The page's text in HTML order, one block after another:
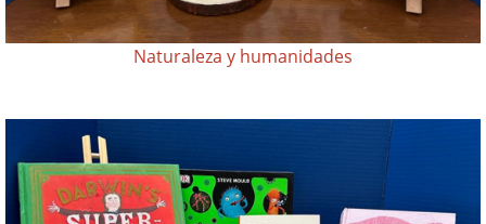
Naturaleza y humanidades